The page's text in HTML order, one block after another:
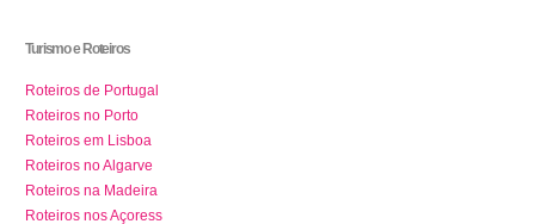
Turismo e Roteiros
Roteiros de Portugal
Roteiros no Porto
Roteiros em Lisboa
Roteiros no Algarve
Roteiros na Madeira
Roteiros nos Açoress